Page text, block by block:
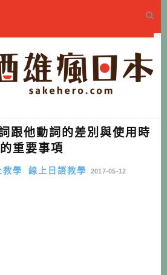
跟他動詞的差別與使用時
的重要事項
教學 線上日語教學 2017-05-12